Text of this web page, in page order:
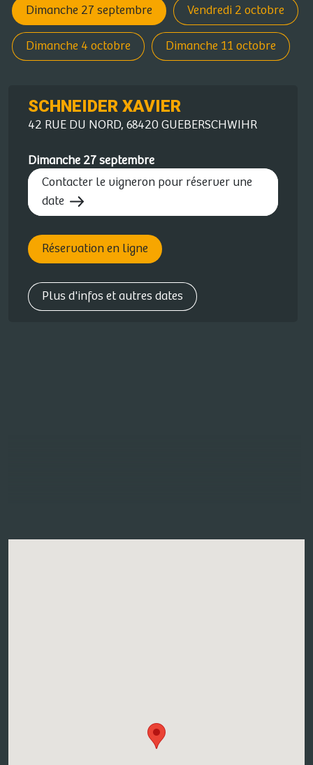
Dimanche 27 septembre Vendredi 2 octobre
Dimanche 4 octobre Dimanche 11 octobre
SCHNEIDER XAVIER
42 RUE DU NORD, 68420 GUEBERSCHWIHR
Dimanche 27 septembre
Contacter le vigneron pour réserver une
date
Réservation en ligne
Plus d'infos et autres dates